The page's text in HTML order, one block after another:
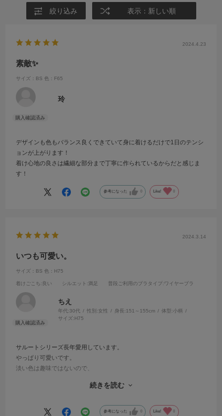
絞り込み 表示：新しい順
2024.4.23
素敵✨
サイズ：BS 色：F65
玲
デザインも色もバランス良くできていて身に着けるだけで1日のテンシ
ョンが上がります！
着け心地の良さは繊細な部分まで丁寧に作られているからだと感じま
す！
参考になった 0 Like! 0
2024.3.14
いつも可愛い。
サイズ：BS 色：H75
着けごこち:良い シルエット :満足 普段ご利用のブラタイプ :ワイヤーブラ
ちえ
年代:30代 性別:女性 身長:151～155cm 体型:小柄
サイズ:H75
サルートシリーズ長年愛用しています。
やっぱり可愛いです。
淡い色は趣味ではないので、
続きを読む
参考になった 0 Like! 0